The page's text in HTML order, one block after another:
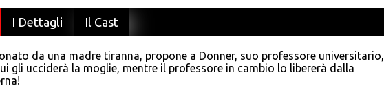
I Dettagli Il Cast
da una madre tiranna, propone a Donner, suo professore universitario,
gli ucciderà la moglie, mentre il professore in cambio lo libererà dalla